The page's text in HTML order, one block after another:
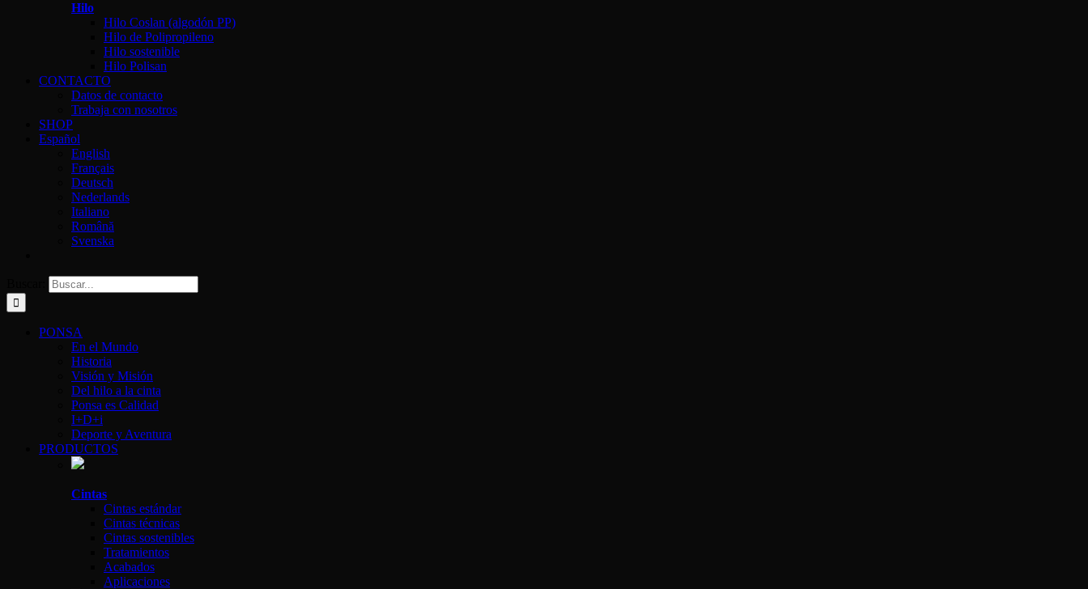
Hilo
Hilo Coslan (algodón PP)
Hilo de Polipropileno
Hilo sostenible
Hilo Polisan
CONTACTO
Datos de contacto
Trabaja con nosotros
SHOP
Español
English
Français
Deutsch
Nederlands
Italiano
Română
Svenska
PONSA
En el Mundo
Historia
Visión y Misión
Del hilo a la cinta
Ponsa es Calidad
I+D+i
Deporte y Aventura
PRODUCTOS
Cintas
Cintas estándar
Cintas técnicas
Cintas sostenibles
Tratamientos
Acabados
Aplicaciones